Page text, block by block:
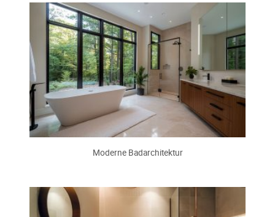
Moderne Badarchitektur